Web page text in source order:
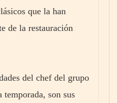
que la han
de la restauración
del chef del grupo
temporada, son sus